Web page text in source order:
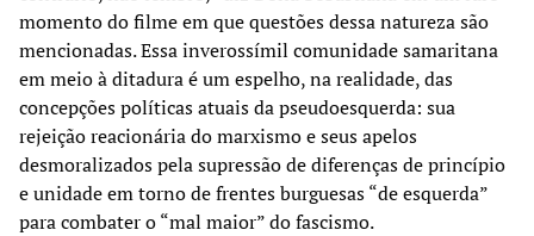
momento do filme em que questões dessa natureza são
mencionadas. Essa inverossímil comunidade samaritana
em meio à ditadura é um espelho, na realidade, das
concepções políticas atuais da pseudoesquerda: sua
rejeição reacionária do marxismo e seus apelos
desmoralizados pela supressão de diferenças de princípio
e unidade em torno de frentes burguesas “de esquerda”
para combater o “mal maior” do fascismo.